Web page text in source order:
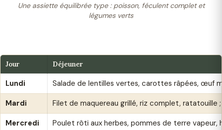
Une assiette équilibrée type : poisson, féculent complet et
légumes verts
Jour Déjeuner
Lundi
Salade de lentilles vertes, carottes râpées, œuf
Mardi
Filet de maquereau grillé, riz complet, ratatouille
Mercredi
Poulet rôti aux herbes, pommes de terre vapeur,